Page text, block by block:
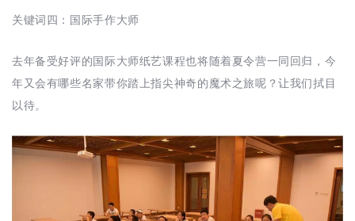
关键词四：国际手作大师
去年备受好评的国际大师纸艺课程也将随着夏令营一同回归，今
年又会有哪些名家带你踏上指尖神奇的魔术之旅呢？让我们拭目
以待。